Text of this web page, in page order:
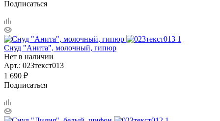
Подписаться
Снуд "Анита", молочный, гипюр
Нет в наличии
Арт.: 023текст013
1 690 ₽
Подписаться